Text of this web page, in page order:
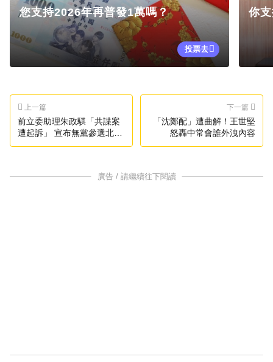
您支持2026年再普發1萬嗎？
投票去
你
上一篇
前立委助理朱政騏「共諜案
遭起訴」 宣布無黨參選北市
議員
下一篇
「沈鄭配」遭曲解！王世堅
怒轟中常會誰外洩內容
廣告 / 請繼續往下閱讀